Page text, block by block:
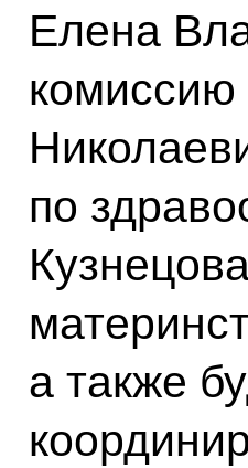
Елена
комиссию
по
а также